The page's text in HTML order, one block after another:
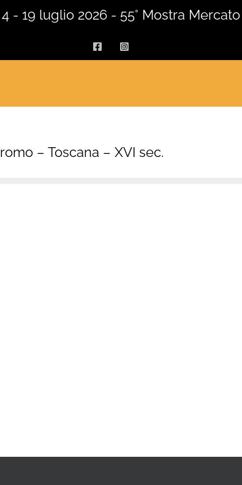
- 19 luglio 2026 - 55° Mostra
FacebookInstagram
– Toscana – XVI sec.